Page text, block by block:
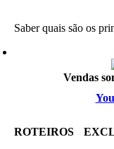
Saber quais são os
Vendas
ROTEIROS